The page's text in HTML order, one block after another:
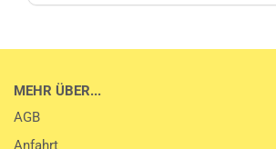
MEHR ÜBER...
AGB
Anfahrt